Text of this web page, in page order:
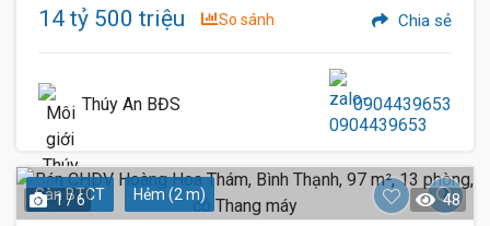
14 tỷ 500 triệu So sánh Chia sẻ
Thúy An BĐS 0904439653
Sàn BTCT Hẻm (2 m)
1 / 6 48